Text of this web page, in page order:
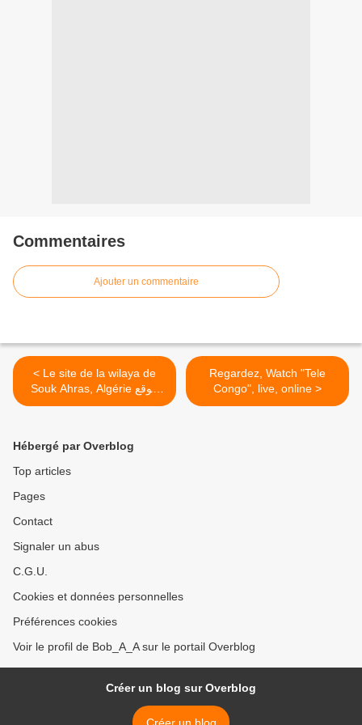
Commentaires
Ajouter un commentaire
< Le site de la wilaya de
Souk Ahras, Algérie موقع
ولاية سوق اهراس
Regardez, Watch "Tele
Congo", live, online >
Hébergé par Overblog
Top articles
Pages
Contact
Signaler un abus
C.G.U.
Cookies et données personnelles
Préférences cookies
Voir le profil de Bob_A_A sur le portail Overblog
Créer un blog sur Overblog